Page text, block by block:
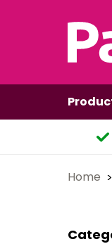
Home